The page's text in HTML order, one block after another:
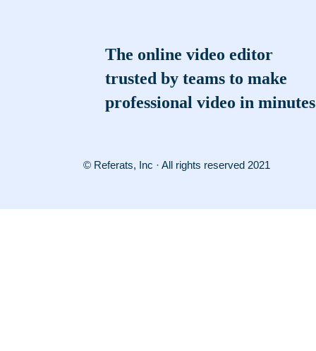
The online video editor
trusted by teams to make
professional video in minutes
© Referats, Inc · All rights reserved 2021